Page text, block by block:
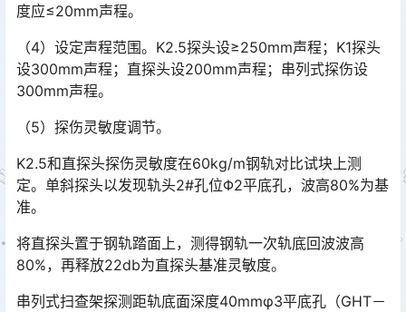
度应≤20mm声程。󠅅󠅃󠄵󠅂󠄪󠇖󠆨󠆨󠇕󠆞󠆒󠅬󠇘󠆭󠆘󠇙󠆝󠅵󠇗󠆭󠆁󠄐󠇗󠅹󠅸󠇖󠆍󠅳󠇖󠅹󠅰󠇖󠆌󠅹
（4）设定声程范围。K2.5探头设≥250mm声程；K1探头
设300mm声程；直探头设200mm声程；串列式探伤设
300mm声程。
（5）探伤灵敏度调节。
K2.5和直探头探伤灵敏度在60kg/m钢轨对比试块上测
定。单斜探头以发现轨头2#孔位Φ2平底孔，波高80%为基
准。
将直探头置于钢轨踏面上，测得钢轨一次轨底回波波高
80%，再释放22db为直探头基准灵敏度。
串列式扫查架探测距轨底面深度40mmφ3平底孔（GHT－